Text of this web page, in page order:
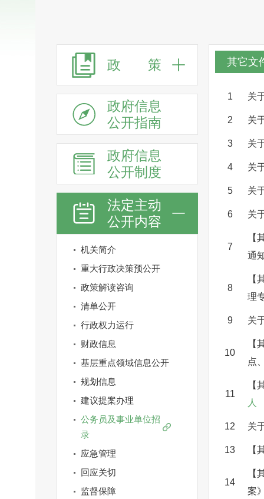
政 策
政府信息
公开指南
政府信息
公开制度
法定主动
公开内容
机关简介
重大行政决策预公开
政策解读咨询
清单公开
行政权力运行
财政信息
基层重点领域信息公开
规划信息
建议提案办理
公务员及事业单位招
录
应急管理
回应关切
监督保障
其它文
1 关
2 关
3 关
4 关
5 关
6 关
7
【
通
8
【
理
9 关
10
【
点
11
【
人
12 关
13 【
14
【
案